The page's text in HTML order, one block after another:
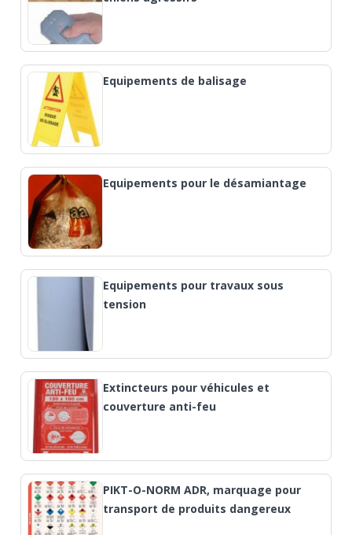
Equipements de balisage
Equipements pour le désamiantage
Equipements pour travaux sous
tension
Extincteurs pour véhicules et
couverture anti-feu
PIKT-O-NORM ADR, marquage pour
transport de produits dangereux